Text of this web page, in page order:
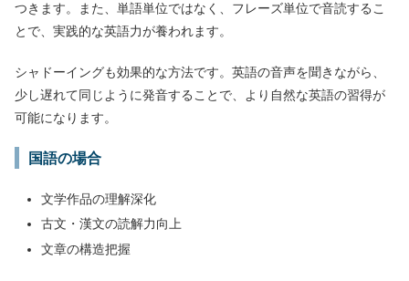
つきます。また、単語単位ではなく、フレーズ単位で音読するこ
とで、実践的な英語力が養われます。
シャドーイングも効果的な方法です。英語の音声を聞きながら、
少し遅れて同じように発音することで、より自然な英語の習得が
可能になります。
国語の場合
文学作品の理解深化
古文・漢文の読解力向上
文章の構造把握